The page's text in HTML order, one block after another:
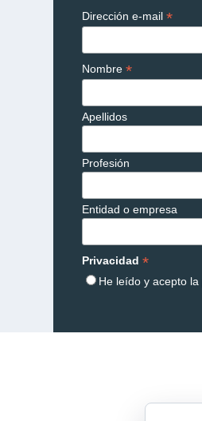
Dirección e-mail*
Nombre*
Apellidos
Profesión
Entidad o empresa
Privacidad*
He leído y acepto la